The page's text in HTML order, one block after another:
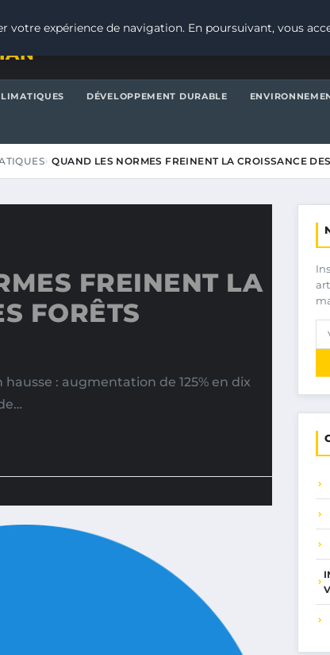
DÉVELOPPEMENT DURABLE
QUAND LES NORMES FREINENT LA CROISSANCE
FREINENT LA
FORÊTS
: augmentation de 125% en dix
votre expérience de navigation. En poursuivant, vous